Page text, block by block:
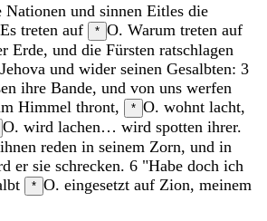
Nationen und sinnen Eitles die
Es treten auf * O. Warum treten auf
Erde, und die Fürsten ratschlagen
Jehova und wider seinen Gesalbten: 3
ihre Bande, und von uns werfen
Himmel thront, * O. wohnt lacht,
O. wird lachen… wird spotten ihrer.
ihnen reden in seinem Zorn, und in
er sie schrecken. 6 "Habe doch ich
* O. eingesetzt auf Zion, meinem